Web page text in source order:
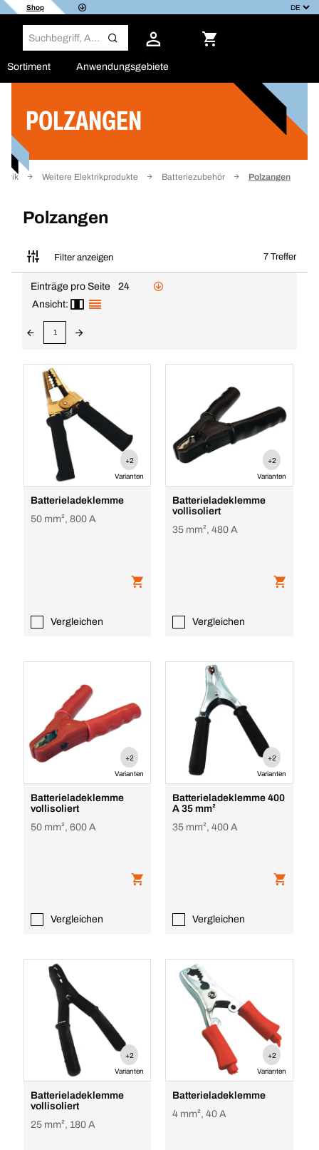
Shop
Sortiment Anwendungsgebiete
POLZANGEN
Weitere Elektrikprodukte Batteriezubehör Polzangen
Polzangen
Filter anzeigen 7 Treffer
Filter
Einträge pro Seite
24
Ansicht:
1
+2
Varianten
Batterieladeklemme
50 mm², 800 A
Vergleichen
+2
Varianten
Batterieladeklemme
vollisoliert
35 mm², 480 A
Vergleichen
+2
Varianten
Batterieladeklemme
vollisoliert
50 mm², 600 A
Vergleichen
+2
Varianten
Batterieladeklemme 400
A 35 mm²
35 mm², 400 A
Vergleichen
+2
Varianten
Batterieladeklemme
vollisoliert
25 mm², 180 A
+2
Varianten
Batterieladeklemme
4 mm², 40 A